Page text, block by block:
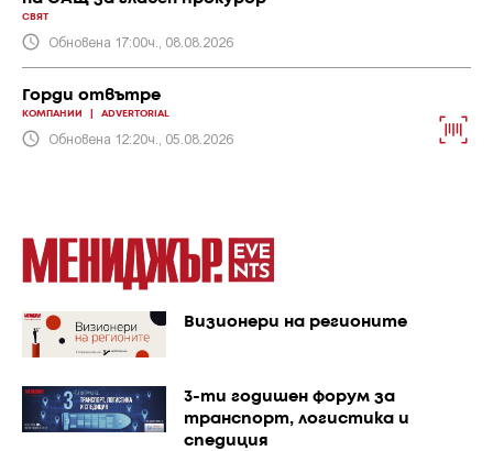
СВЯТ
Обновена 17:00ч., 08.08.2026
Горди отвътре
КОМПАНИИ ADVERTORIAL
Обновена 12:20ч., 05.08.2026
Визионери на регионите
3-ти годишен форум за
транспорт, логистика и
спедиция